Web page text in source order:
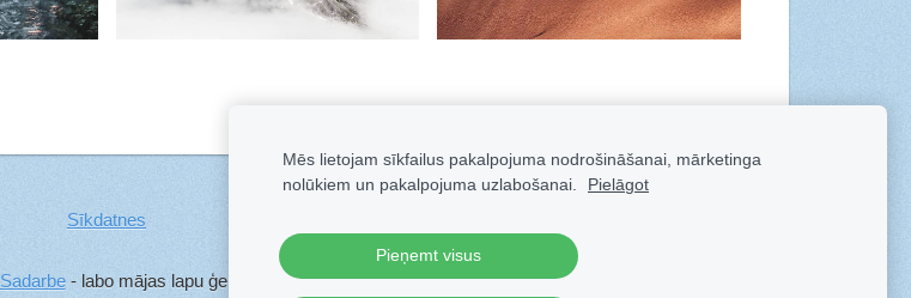
Sīkdatnes
Sadarbe- labo mājas lapu ģeneratoru.
Mēs lietojam sīkfailus pakalpojuma nodrošināšanai, mārketinga
nolūkiem un pakalpojuma uzlabošanai.
Pielāgot
Pieņemt visus